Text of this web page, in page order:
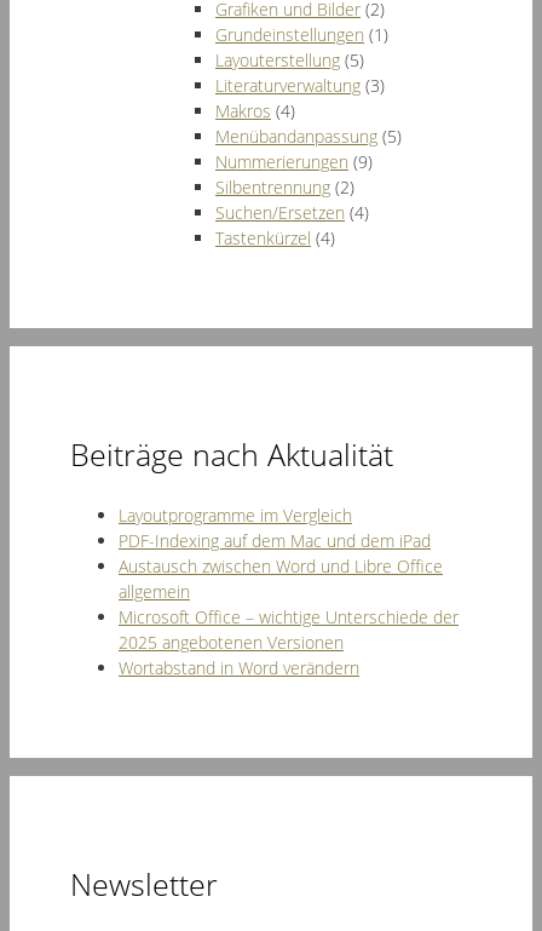
Grafiken und Bilder (2)
Grundeinstellungen (1)
Layouterstellung (5)
Literaturverwaltung (3)
Makros (4)
Menübandanpassung (5)
Nummerierungen (9)
Silbentrennung (2)
Suchen/Ersetzen (4)
Tastenkürzel (4)
Beiträge nach Aktualität
Layoutprogramme im Vergleich
PDF-Indexing auf dem Mac und dem iPad
Austausch zwischen Word und Libre Office
allgemein
Microsoft Office – wichtige Unterschiede der
2025 angebotenen Versionen
Wortabstand in Word verändern
Newsletter